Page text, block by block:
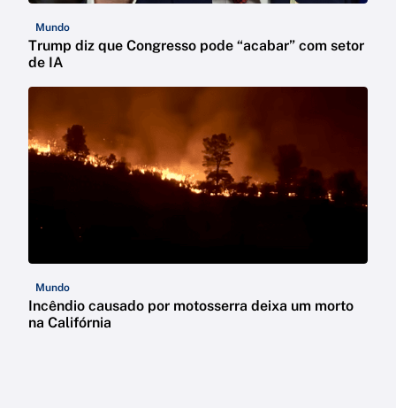
Mundo
Trump diz que Congresso pode “acabar” com setor
de IA
Mundo
Incêndio causado por motosserra deixa um morto
na Califórnia